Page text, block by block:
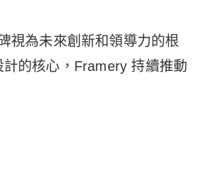
視為未來創新和領導力的根
的核心，Framery 持續推動